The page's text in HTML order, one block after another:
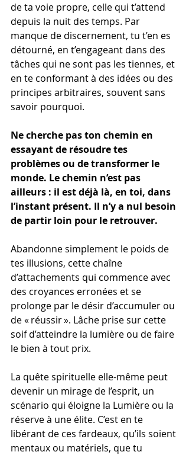
de ta voie propre, celle qui t’attend
depuis la nuit des temps. Par
manque de discernement, tu t’en es
détourné, en t’engageant dans des
tâches qui ne sont pas les tiennes, et
en te conformant à des idées ou des
principes arbitraires, souvent sans
savoir pourquoi.
Ne cherche pas ton chemin en
essayant de résoudre tes
problèmes ou de transformer le
monde. Le chemin n’est pas
ailleurs : il est déjà là, en toi, dans
l’instant présent. Il n’y a nul besoin
de partir loin pour le retrouver.
Abandonne simplement le poids de
tes illusions, cette chaîne
d’attachements qui commence avec
des croyances erronées et se
prolonge par le désir d’accumuler ou
de « réussir ». Lâche prise sur cette
soif d’atteindre la lumière ou de faire
le bien à tout prix.
La quête spirituelle elle-même peut
devenir un mirage de l’esprit, un
scénario qui éloigne la Lumière ou la
réserve à une élite. C’est en te
libérant de ces fardeaux, qu’ils soient
mentaux ou matériels, que tu